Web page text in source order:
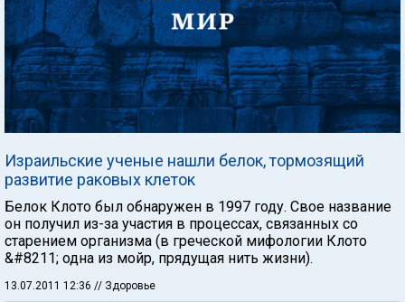
Израильские ученые нашли белок, тормозящий
развитие раковых клеток
Белок Клото был обнаружен в 1997 году. Свое название
он получил из-за участия в процессах, связанных со
старением организма (в греческой мифологии Клото
&#8211; одна из мойр, прядущая нить жизни).
13.07.2011 12:36 // Здоровье